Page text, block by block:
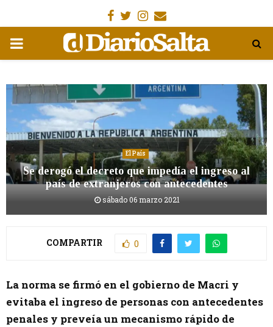
Facebook
Gorjeo
Instagram
Email
MENÚ
El País
Se derogó el decreto que impedía el ingreso al
país de extranjeros con antecedentes
sábado 06 marzo 2021
COMPARTIR 0
La norma se firmó en el gobierno de Macri y
evitaba el ingreso de personas con antecedentes
penales y preveía un mecanismo rápido de